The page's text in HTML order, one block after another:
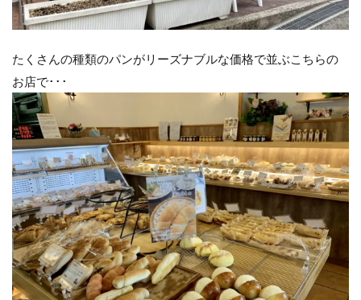
たくさんの種類のパンがリーズナブルな価格で並ぶこちらの
お店で･･･